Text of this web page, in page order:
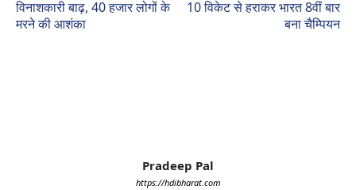
विनाशकारी बाढ़, 40 हजार लोगों के
मरने की आशंका
10 विकेट से हराकर भारत 8वीं बार
बना चैम्पियन
Pradeep Pal
https://hdibharat.com